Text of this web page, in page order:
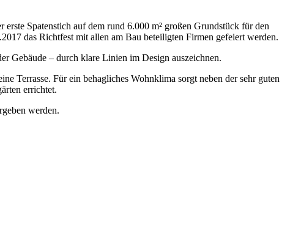
Spatenstich auf dem rund 6.000 m² großen Grundstück für den
das Richtfest mit allen am Bau beteiligten Firmen gefeiert werden.
Gebäude – durch klare Linien im Design auszeichnen.
Terrasse. Für ein behagliches Wohnklima sorgt neben der sehr guten
errichtet.
werden.